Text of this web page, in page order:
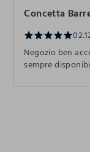
Concetta
Negozio ben
sempre